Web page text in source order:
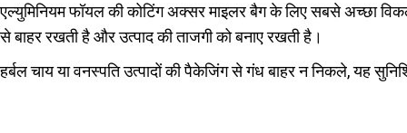
एल्युमिनियम फॉयल की कोटिंग अक्सर माइलर बैग के लिए सबसे अच्छा
से बाहर रखती है और उत्पाद की ताजगी को बनाए रखती है।
हर्बल चाय या वनस्पति उत्पादों की पैकेजिंग से गंध बाहर न निकले, यह